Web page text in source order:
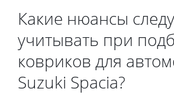
Какие нюансы
учитывать при
ковриков для
Suzuki Spacia?